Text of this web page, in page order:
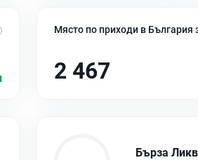
Място по приходи в България
2 467
Бърза